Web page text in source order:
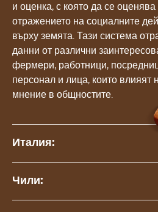
и оценка, с която да се
отражението на социалните
върху земята. Тази система
данни от различни
фермери, работници,
персонал и лица, които влияят
мнение в общностите.
Италия:
Чили: